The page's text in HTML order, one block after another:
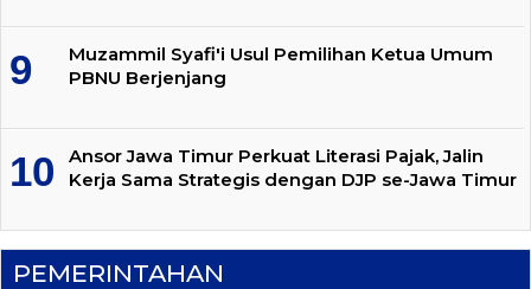
Muzammil Syafi'i Usul Pemilihan Ketua Umum
PBNU Berjenjang
Ansor Jawa Timur Perkuat Literasi Pajak, Jalin
Kerja Sama Strategis dengan DJP se-Jawa Timur
PEMERINTAHAN